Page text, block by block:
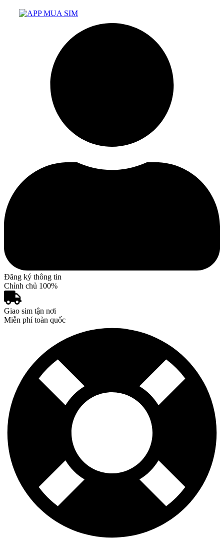
Đăng ký thông tin
Chỉnh chủ 100%
Giao sim tận nơi
Miễn phí toàn quốc